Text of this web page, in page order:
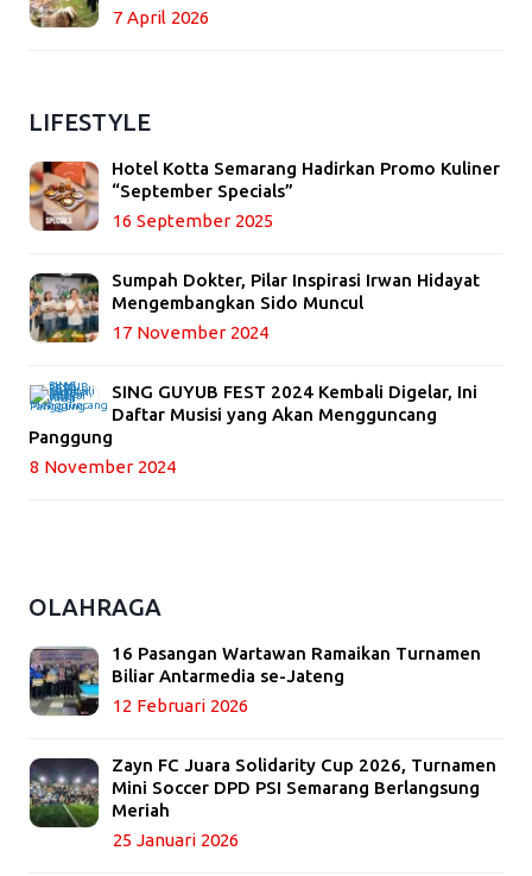
7 April 2026
LIFESTYLE
Hotel Kotta Semarang Hadirkan Promo Kuliner
“September Specials”
16 September 2025
Sumpah Dokter, Pilar Inspirasi Irwan Hidayat
Mengembangkan Sido Muncul
17 November 2024
SING GUYUB FEST 2024 Kembali Digelar, Ini
Daftar Musisi yang Akan Mengguncang
Panggung
8 November 2024
OLAHRAGA
16 Pasangan Wartawan Ramaikan Turnamen
Biliar Antarmedia se-Jateng
12 Februari 2026
Zayn FC Juara Solidarity Cup 2026, Turnamen
Mini Soccer DPD PSI Semarang Berlangsung
Meriah
25 Januari 2026